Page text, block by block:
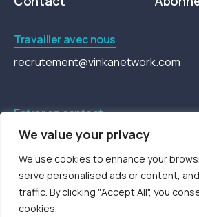
We value your privacy
We use cookies to enhance your
serve personalised ads or content,
traffic. By clicking "Accept All", you
cookies.
Travailler avec nous
recrutement@vinkanetwork.com
Entrer en contact
contact@vinkanetwork.com